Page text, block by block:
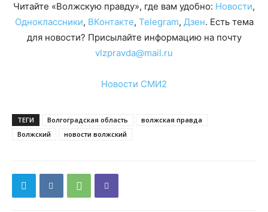
Читайте «Волжскую правду», где вам удобно: Новости,
Одноклассники, ВКонтакте, Telegram, Дзен. Есть тема
для новости? Присылайте информацию на почту
vlzpravda@mail.ru
Новости СМИ2
ТЕГИ Волгоградская область
волжская правда
Волжский
новости волжский